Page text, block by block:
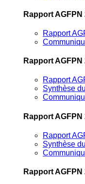
Rapport AGFPN
Rapport
Rapport AGFPN
Rapport
Synthèse
Rapport AGFPN
Rapport
Synthèse
Rapport AGFPN